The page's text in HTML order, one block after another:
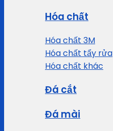
Hóa chất
Hóa chất 3M
Hóa chất tẩy rửa
Hóa chất khác
Đá cắt
Đá mài